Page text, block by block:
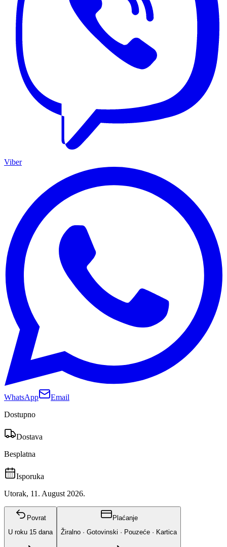
Viber
WhatsApp
Email
Dostupno
Dostava
Besplatna
Isporuka
Utorak, 11. August 2026.
Povrat
U roku 15 dana
Plaćanje
Žiralno · Gotovinski · Pouzeće · Kartica